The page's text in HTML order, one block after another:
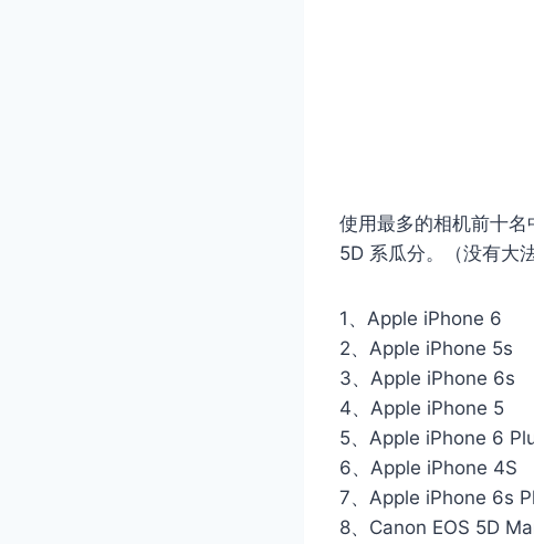
使用最多的相机前十
5D 系瓜分。（没有大
1、Apple iPhone 6
2、Apple iPhone 5s
3、Apple iPhone 6s
4、Apple iPhone 5
5、Apple iPhone 6
6、Apple iPhone 4S
7、Apple iPhone 6s
8、Canon EOS 5D